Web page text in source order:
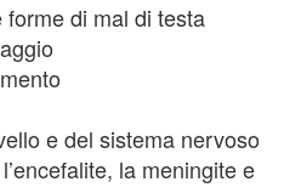
di mal di testa
e del sistema nervoso
la meningite e